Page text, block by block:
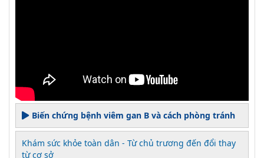
Biến chứng bệnh viêm gan B và cách phòng tránh
Khám sức khỏe toàn dân - Từ chủ trương đến đổi thay
từ cơ sở